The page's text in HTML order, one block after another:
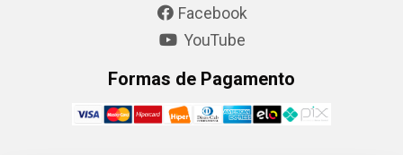
Facebook
YouTube
Formas de Pagamento